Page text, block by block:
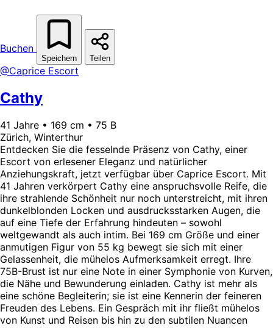
Buchen
Speichern Teilen
@Caprice Escort
Cathy
41 Jahre • 169 cm • 75 B
Zürich, Winterthur
Entdecken Sie die fesselnde Präsenz von Cathy, einer
Escort von erlesener Eleganz und natürlicher
Anziehungskraft, jetzt verfügbar über Caprice Escort. Mit
41 Jahren verkörpert Cathy eine anspruchsvolle Reife, die
ihre strahlende Schönheit nur noch unterstreicht, mit ihren
dunkelblonden Locken und ausdrucksstarken Augen, die
auf eine Tiefe der Erfahrung hindeuten – sowohl
weltgewandt als auch intim. Bei 169 cm Größe und einer
anmutigen Figur von 55 kg bewegt sie sich mit einer
Gelassenheit, die mühelos Aufmerksamkeit erregt. Ihre
75B-Brust ist nur eine Note in einer Symphonie von Kurven,
die Nähe und Bewunderung einladen. Cathy ist mehr als
eine schöne Begleiterin; sie ist eine Kennerin der feineren
Freuden des Lebens. Ein Gespräch mit ihr fließt mühelos
von Kunst und Reisen bis hin zu den subtilen Nuancen